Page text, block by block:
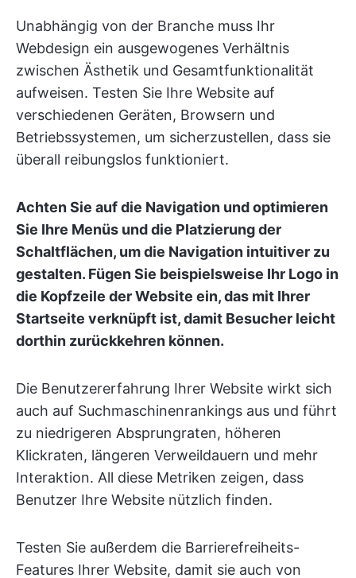
Unabhängig von der Branche muss Ihr
Webdesign ein ausgewogenes Verhältnis
zwischen Ästhetik und Gesamtfunktionalität
aufweisen. Testen Sie Ihre Website auf
verschiedenen Geräten, Browsern und
Betriebssystemen, um sicherzustellen, dass sie
überall reibungslos funktioniert.
Achten Sie auf die Navigation und optimieren
Sie Ihre Menüs und die Platzierung der
Schaltflächen, um die Navigation intuitiver zu
gestalten. Fügen Sie beispielsweise Ihr Logo in
die Kopfzeile der Website ein, das mit Ihrer
Startseite verknüpft ist, damit Besucher leicht
dorthin zurückkehren können.
Die Benutzererfahrung Ihrer Website wirkt sich
auch auf Suchmaschinenrankings aus und führt
zu niedrigeren Absprungraten, höheren
Klickraten, längeren Verweildauern und mehr
Interaktion. All diese Metriken zeigen, dass
Benutzer Ihre Website nützlich finden.
Testen Sie außerdem die Barrierefreiheits-
Features Ihrer Website, damit sie auch von